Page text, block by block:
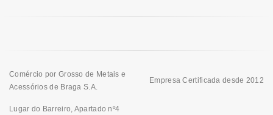
Comércio por Grosso de Metais e
Acessórios de Braga S.A.
Empresa Certificada desde 2012
Lugar do Barreiro, Apartado nº4